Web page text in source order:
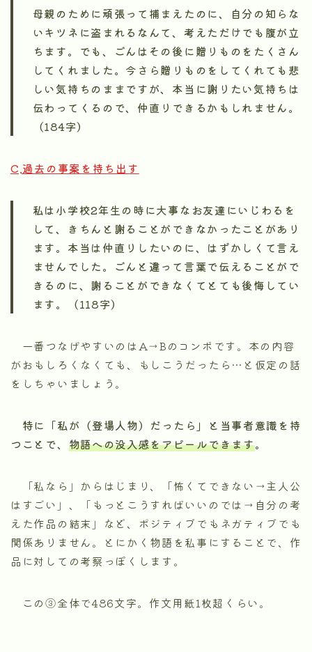
母親のために頑張って捕まえたのに、自分の知らな
いキツネに盗まれるなんて、考えただけでも腹が立
ちます。でも、ごんはその後に贈りものをたくさん
してくれました。今さら贈りものをしてくれても悲
しい気持ちのままですが、本当に謝りたい気持ちは
伝わってくるので、仲直りできるかもしれません。
（184字）
C.過去の事案を持ち出す
私は小学校2年生の時に大事なお友達にいじわるを
して、きちんと謝ることができなかったことがあり
ます。本当は仲直りしたいのに、はずかしくて言え
ませんでした。ごんと違って言葉で伝えることがで
きるのに、謝ることができなくてとても後悔してい
ます。（118字）
一番つなげやすいのはA→Bのコンボです。本の内容
がおもしろくなくても、もしこうだったら…と仮定の話
をしちゃいましょう。
特に「私が（登場人物）だったら」と当事者意識を持
つことで、 物語への没入感をアピールできます。
「私なら」からはじまり、「怖くてできない→主人公
はすごい」、「もっとこうすればいいのでは→自分の考
えた作品の結末」など、ポジティブでもネガティブでも
関係ありません。とにかく物語を私事にすることで、作
品に対しての考察っぽくします。
この③全体で486文字。作文用紙1枚超くらい。